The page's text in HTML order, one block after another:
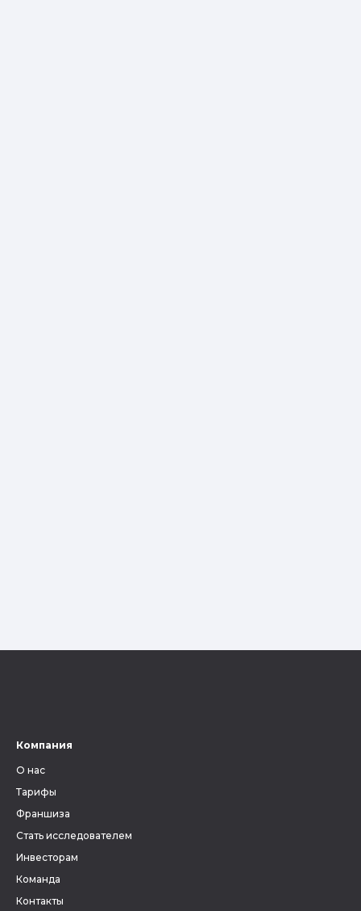
Компания
О нас
Тарифы
Франшиза
Стать исследователем
Инвесторам
Команда
Контакты